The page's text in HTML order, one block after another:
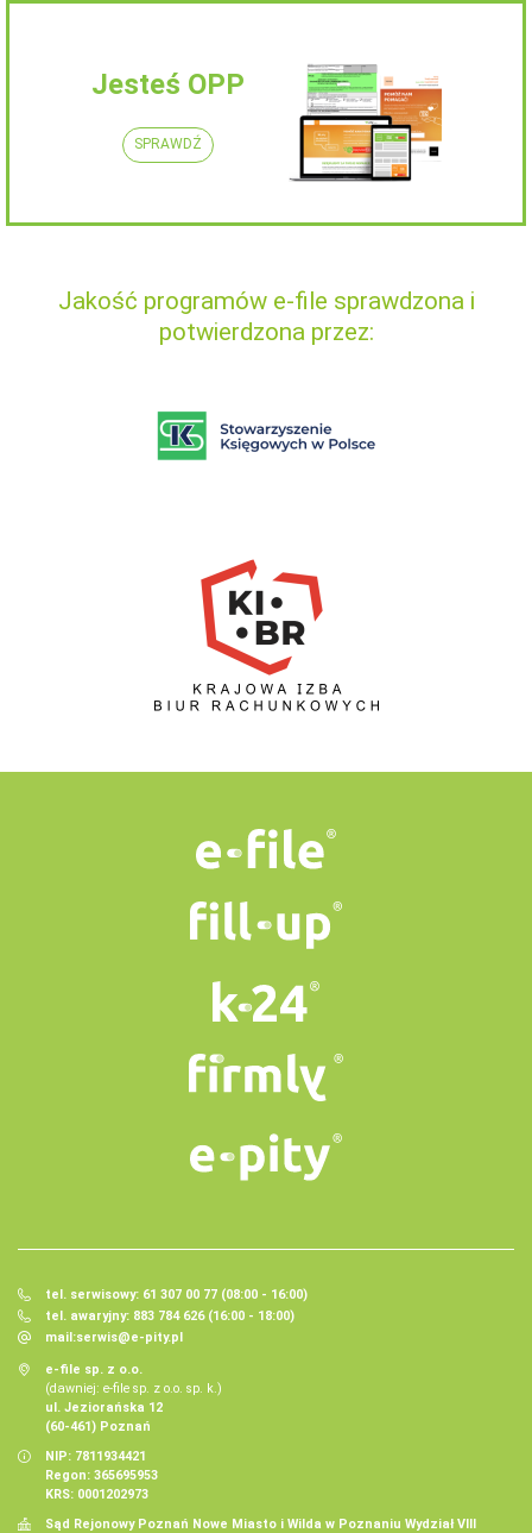
Jesteś OPP
SPRAWDŹ
Jakość programów e-file sprawdzona i
potwierdzona przez:
tel. serwisowy: 61 307 00 77 (08:00 - 16:00)
tel. awaryjny: 883 784 626 (16:00 - 18:00)
mail:serwis@e-pity.pl
e-file sp. z o.o.
(dawniej: e-file sp. z o.o. sp. k.)
ul. Jeziorańska 12
(60-461) Poznań
NIP: 7811934421
Regon: 365695953
KRS: 0001202973
Sąd Rejonowy Poznań Nowe Miasto i Wilda w Poznaniu Wydział VIII